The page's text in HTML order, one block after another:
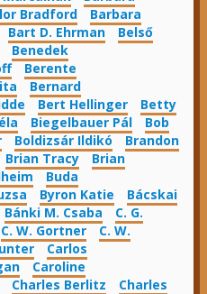
Bradford
Barbara
Bart D. Ehrman
Belső
Benedek
Berente
Bernard
Bert Hellinger
Betty
Biegelbauer Pál
Bob
Boldizsár Ildikó
Brandon
Brian Tracy
Brian
Buda
Byron Katie
Bácskai
Bánki M. Csaba
C. G.
C. W. Gortner
C. W.
Carlos
Caroline
Charles Berlitz
Charles